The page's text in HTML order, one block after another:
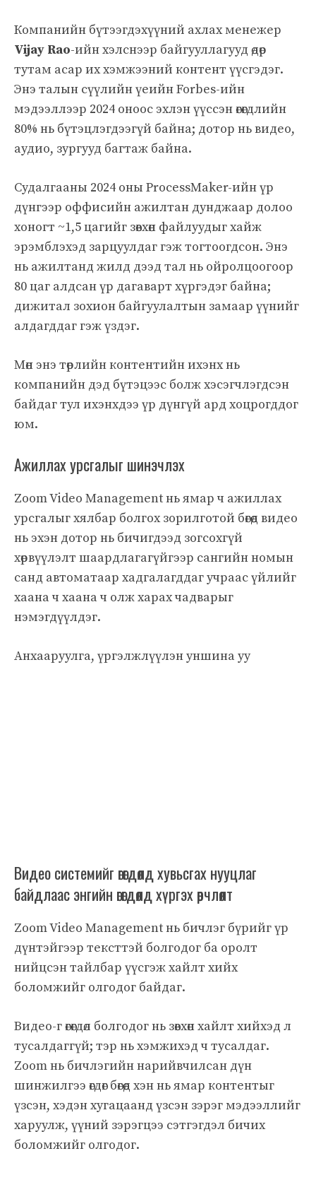
Компанийн бүтээгдэхүүний ахлах менежер
Vijay Rao-ийн хэлснээр байгууллагууд өдөр
тутам асар их хэмжээний контент үүсгэдэг.
Энэ талын сүүлийн үеийн Forbes-ийн
мэдээллээр 2024 оноос эхлэн үүссэн өгөгдлийн
80% нь бүтэцлэгдээгүй байна; дотор нь видео,
аудио, зургууд багтаж байна.
Судалгааны 2024 оны ProcessMaker-ийн үр
дүнгээр оффисийн ажилтан дунджаар долоо
хоногт ~1,5 цагийг зөвхөн файлуудыг хайж
эрэмблэхэд зарцуулдаг гэж тогтоогдсон. Энэ
нь ажилтанд жилд дээд тал нь ойролцоогоор
80 цаг алдсан үр дагаварт хүргэдэг байна;
дижитал зохион байгуулалтын замаар үүнийг
алдагддаг гэж үздэг.
Мөн энэ төрлийн контентийн ихэнх нь
компанийн дэд бүтэцээс болж хэсэгчлэгдсэн
байдаг тул ихэнхдээ үр дүнгүй ард хоцрогддог
юм.
Ажиллах урсгалыг шинэчлэх
Zoom Video Management нь ямар ч ажиллах
урсгалыг хялбар болгох зорилготой бөгөөд видео
нь эхэн дотор нь бичигдээд зогсохгүй
хөрвүүлэлт шаардлагагүйгээр сангийн номын
санд автоматаар хадгалагддаг учраас үйлийг
хаана ч хаана ч олж харах чадварыг
нэмэгдүүлдэг.
Анхааруулга, үргэлжлүүлэн уншина уу
Видео системийг өгөгдөлд хувьсгах нууцлаг
байдлаас энгийн өгөгдөлд хүргэх өөрчлөлт
Zoom Video Management нь бичлэг бүрийг үр
дүнтэйгээр тексттэй болгодог ба оролт
нийцсэн тайлбар үүсгэж хайлт хийх
боломжийг олгодог байдаг.
Видео-г өгөгдөл болгодог нь зөвхөн хайлт хийхэд л
тусалдаггүй; тэр нь хэмжихэд ч тусалдаг.
Zoom нь бичлэгийн нарийвчилсан дүн
шинжилгээ өгдөг бөгөөд хэн нь ямар контентыг
үзсэн, хэдэн хугацаанд үзсэн зэрэг мэдээллийг
харуулж, үүний зэрэгцээ сэтгэгдэл бичих
боломжийг олгодог.